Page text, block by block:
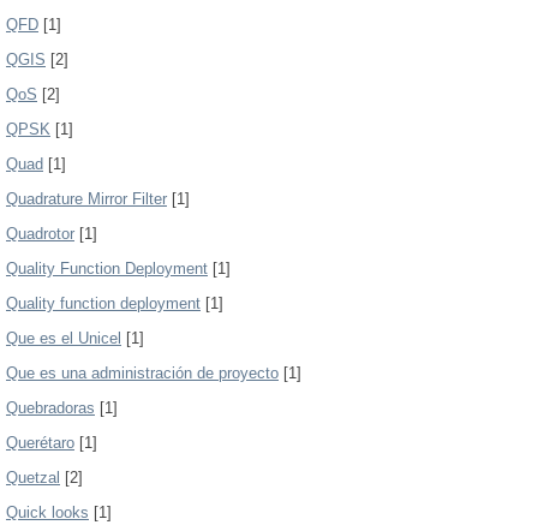
QFD [1]
QGIS [2]
QoS [2]
QPSK [1]
Quad [1]
Quadrature Mirror Filter [1]
Quadrotor [1]
Quality Function Deployment [1]
Quality function deployment [1]
Que es el Unicel [1]
Que es una administración de proyecto [1]
Quebradoras [1]
Querétaro [1]
Quetzal [2]
Quick looks [1]